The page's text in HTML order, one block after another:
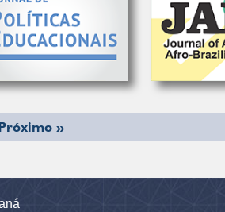
»